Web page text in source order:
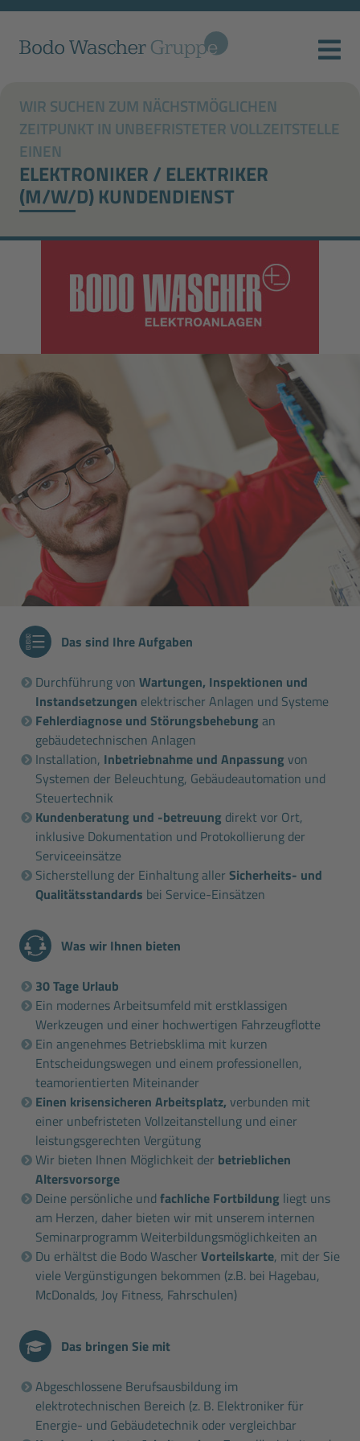
WIR SUCHEN ZUM NÄCHSTMÖGLICHEN
ZEITPUNKT IN UNBEFRISTETER VOLLZEITSTELLE
EINEN
ELEKTRONIKER / ELEKTRIKER
(M/W/D) KUNDENDIENST
Das sind Ihre Aufgaben
Durchführung von Wartungen, Inspektionen und
Instandsetzungen elektrischer Anlagen und Systeme
Fehlerdiagnose und Störungsbehebung an
gebäudetechnischen Anlagen
Installation, Inbetriebnahme und Anpassung von
Systemen der Beleuchtung, Gebäudeautomation und
Steuertechnik
Kundenberatung und -betreuung direkt vor Ort,
inklusive Dokumentation und Protokollierung der
Serviceeinsätze
Sicherstellung der Einhaltung aller Sicherheits- und
Qualitätsstandards bei Service-Einsätzen
Was wir Ihnen bieten
30 Tage Urlaub
Ein modernes Arbeitsumfeld mit erstklassigen
Werkzeugen und einer hochwertigen Fahrzeugflotte
Ein angenehmes Betriebsklima mit kurzen
Entscheidungswegen und einem professionellen,
teamorientierten Miteinander
Einen krisensicheren Arbeitsplatz, verbunden mit
einer unbefristeten Vollzeitanstellung und einer
leistungsgerechten Vergütung
Wir bieten Ihnen Möglichkeit der betrieblichen
Altersvorsorge
Deine persönliche und fachliche Fortbildung liegt uns
am Herzen, daher bieten wir mit unserem internen
Seminarprogramm Weiterbildungsmöglichkeiten an
Du erhältst die Bodo Wascher Vorteilskarte, mit der Sie
viele Vergünstigungen bekommen (z.B. bei Hagebau,
McDonalds, Joy Fitness, Fahrschulen)
Das bringen Sie mit
Abgeschlossene Berufsausbildung im
elektrotechnischen Bereich (z. B. Elektroniker für
Energie- und Gebäudetechnik oder vergleichbar